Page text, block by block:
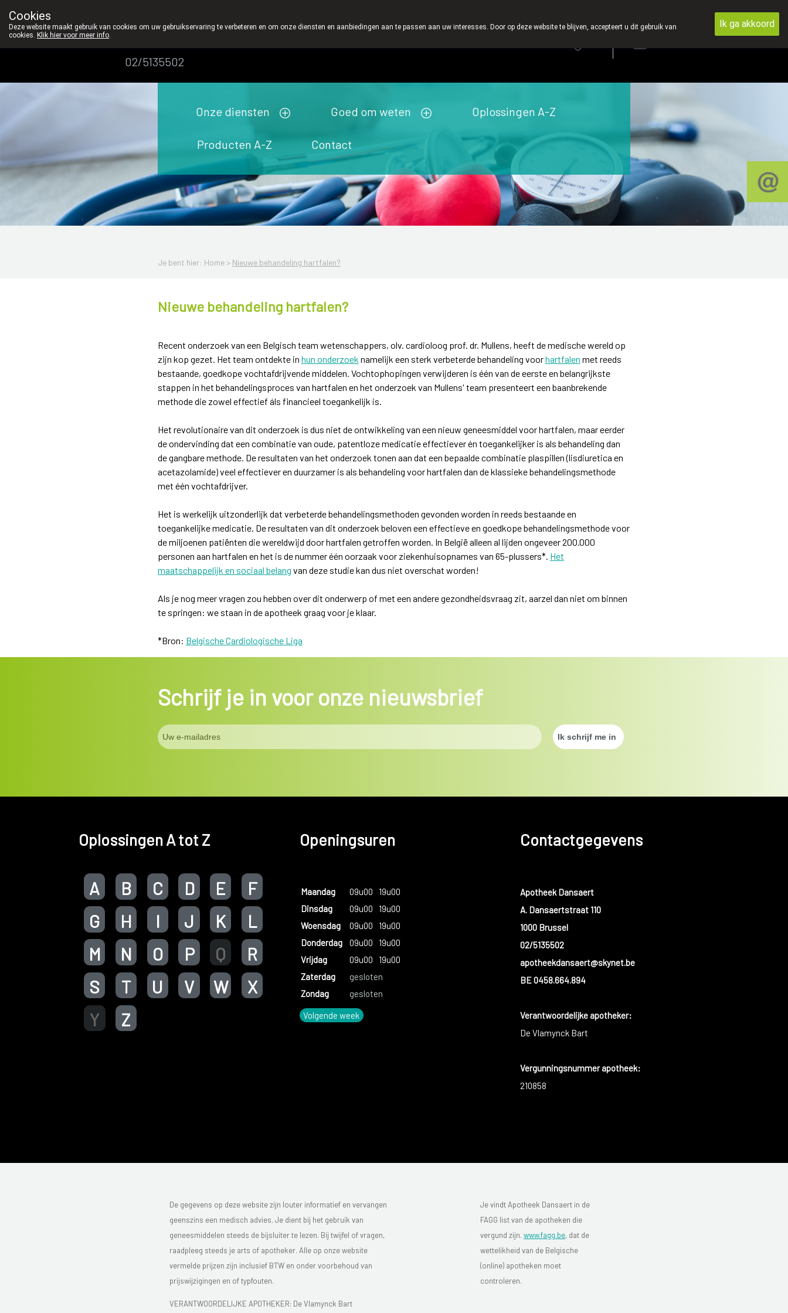
Apotheek
02/5135502
Onze diensten Goed om weten Oplossingen A-Z
Producten A-Z Contact
Je bent hier: Home > Nieuwe behandeling hartfalen?
Nieuwe behandeling hartfalen?
Recent onderzoek van een Belgisch team wetenschappers, olv. cardioloog prof. dr. Mullens, heeft de medische wereld op
zijn kop gezet. Het team ontdekte in hun onderzoek namelijk een sterk verbeterde behandeling voorhartfalen met reeds
bestaande, goedkope vochtafdrijvende middelen. Vochtophopingen verwijderen is één van de eerste en belangrijkste
stappen in het behandelingsproces van hartfalen en het onderzoek van Mullens' team presenteert een baanbrekende
methode die zowel effectief áls financieel toegankelijk is.
Het revolutionaire van dit onderzoek is dus niet de ontwikkeling van een nieuw geneesmiddel voor hartfalen, maar eerder
de ondervinding dat een combinatie van oude, patentloze medicatie effectiever én toegankelijker is als behandeling dan
de gangbare methode. De resultaten van het onderzoek tonen aan dat een bepaalde combinatie plaspillen (lisdiuretica en
acetazolamide) veel effectiever en duurzamer is als behandeling voor hartfalen dan de klassieke behandelingsmethode
met één vochtafdrijver.
Het is werkelijk uitzonderlijk dat verbeterde behandelingsmethoden gevonden worden in reeds bestaande en
toegankelijke medicatie. De resultaten van dit onderzoek beloven een effectieve en goedkope behandelingsmethode voor
de miljoenen patiënten die wereldwijd door hartfalen getroffen worden. In België alleen al lijden ongeveer 200.000
personen aan hartfalen en het is de nummer één oorzaak voor ziekenhuisopnames van 65-plussers*. Het
maatschappelijk en sociaal belang van deze studie kan dus niet overschat worden!
Als je nog meer vragen zou hebben over dit onderwerp of met een andere gezondheidsvraag zit, aarzel dan niet om binnen
te springen: we staan in de apotheek graag voor je klaar.
*Bron: Belgische Cardiologische Liga
Schrijf je in voor onze nieuwsbrief
Oplossingen A tot Z
A B C D E
F
G
H I J K
L
M
N O P Q
R
S
T U V W
X
Y
Z
Openingsuren
Maandag 09u00
19u00
Dinsdag
09u00
19u00
Woensdag
09u00
19u00
Donderdag
09u00
19u00
Vrijdag
09u00
19u00
Zaterdag
gesloten
Zondag
gesloten
Volgende week
Contactgegevens
Apotheek Dansaert
A. Dansaertstraat 110
1000 Brussel
02/5135502
apotheekdansaert@skynet.be
BE 0458.664.894
Verantwoordelijke apotheker:
De Vlamynck Bart
Vergunningsnummer apotheek:
210858
De gegevens op deze website zijn louter informatief en vervangen
geenszins een medisch advies. Je dient bij het gebruik van
geneesmiddelen steeds de bijsluiter te lezen. Bij twijfel of vragen,
raadpleeg steeds je arts of apotheker. Alle op onze website
vermelde prijzen zijn inclusief BTW en onder voorbehoud van
prijswijzigingen en of typfouten.
VERANTWOORDELIJKE APOTHEKER: De Vlamynck Bart
Je vindt Apotheek Dansaert in de
FAGG list van de apotheken die
vergund zijn. www.fagg.be, dat de
wettelikheid van de Belgische
(online) apotheken moet
controleren.
Cookies
Deze website maakt gebruik van cookies om uw gebruikservaring te verbeteren en om onze diensten en aanbiedingen aan te passen aan uw interesses. Door op deze website te blijven, accepteert u dit gebruik van
cookies. Klik hier voor meer info.
Ik ga akkoord